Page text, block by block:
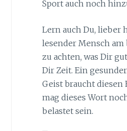
Sport auch noch
Lern auch Du, lieber
lesender Mensch am
zu achten, was Dir
Dir Zeit. Ein
Geist braucht diesen
mag dieses Wort
belastet sein.